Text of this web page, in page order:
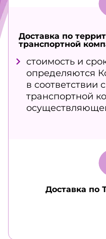
Доставка по
транспортной
стоимость и
определяются
в соответствии
транспортной
Доставка по